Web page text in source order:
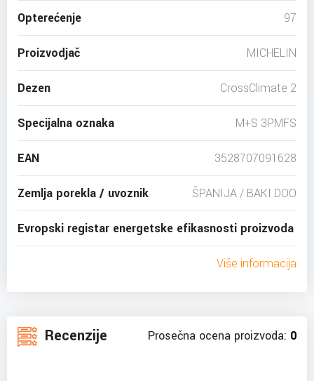
Opterećenje 97
Proizvodjač MICHELIN
Dezen CrossClimate 2
Specijalna oznaka M+S 3PMFS
EAN 3528707091628
Zemlja porekla / uvoznik ŠPANIJA / BAKI DOO
Evropski registar energetske efikasnosti proizvoda
Više informacija
Recenzije Prosečna ocena proizvoda: 0